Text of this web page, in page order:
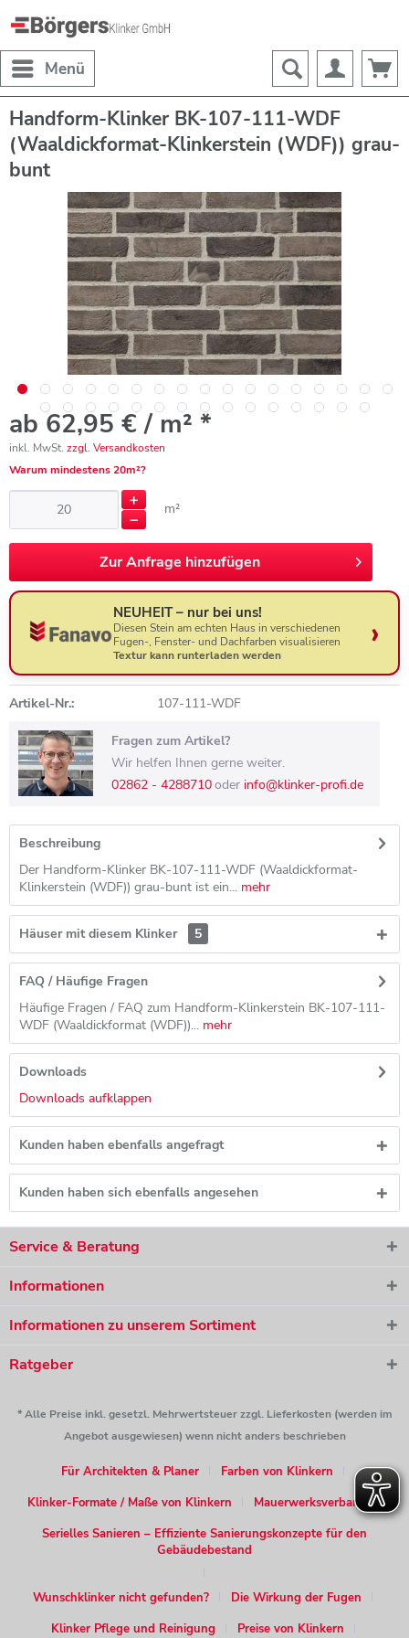
Menü
Handform-Klinker BK-107-111-WDF
(Waaldickformat-Klinkerstein (WDF)) grau-
bunt
ab 62,95 € / m² *
inkl. MwSt. zzgl. Versandkosten
Warum mindestens 20m²?
m²
ZurAnfrage hinzufügen
NEUHEIT – nur bei uns!
Diesen Stein am echten Haus in verschiedenen
Fugen-, Fenster- und Dachfarben visualisieren
Textur kann runterladen werden
Artikel-Nr.: 107-111-WDF
Fragen zum Artikel?
Wir helfen Ihnen gerne weiter.
02862 - 4288710oder info@klinker-profi.de
Beschreibung
Der Handform-Klinker BK-107-111-WDF (Waaldickformat-
Klinkerstein (WDF)) grau-bunt ist ein... mehr
Häuser mit diesem Klinker 5
FAQ / Häufige Fragen
Häufige Fragen / FAQ zum Handform-Klinkerstein BK-107-111-
WDF (Waaldickformat (WDF))... mehr
Downloads
Downloads aufklappen
Kunden haben ebenfalls angefragt
Kunden haben sich ebenfalls angesehen
Service & Beratung
Informationen
Informationen zu unserem Sortiment
Ratgeber
* Alle Preise inkl. gesetzl. Mehrwertsteuer zzgl. Lieferkosten (werden im
Angebot ausgewiesen) wenn nicht anders beschrieben
Für Architekten & Planer
Farben von Klinkern
Klinker-Formate / Maße von Klinkern
Mauerwerksverband
Serielles Sanieren – Effiziente Sanierungskonzepte für den
Gebäudebestand
Wunschklinker nicht gefunden?
Die Wirkung der Fugen
Klinker Pflege und Reinigung
Preise von Klinkern